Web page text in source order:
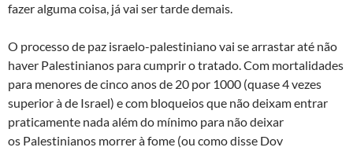
fazer alguma coisa, já vai ser tarde demais.
O processo de paz israelo-palestiniano vai se arrastar até não
haver Palestinianos para cumprir o tratado. Com mortalidades
para menores de cinco anos de 20 por 1000 (quase 4 vezes
superior à de Israel) e com bloqueios que não deixam entrar
praticamente nada além do mínimo para não deixar
os Palestinianos morrer à fome (ou como disse Dov